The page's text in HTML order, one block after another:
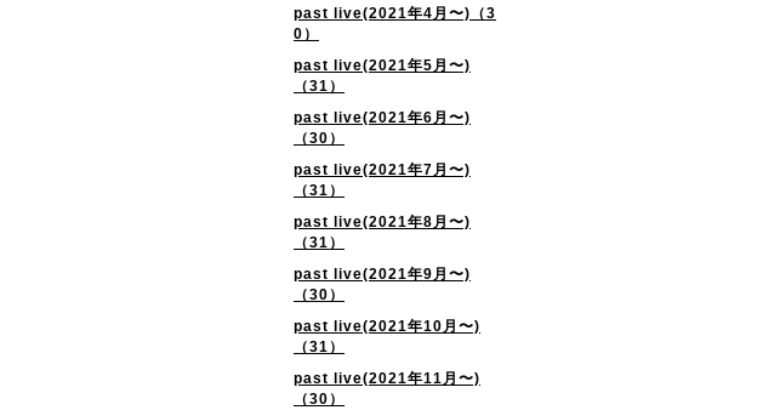
past live(2021年4月〜)（3
0）
past live(2021年5月〜)
（31）
past live(2021年6月〜)
（30）
past live(2021年7月〜)
（31）
past live(2021年8月〜)
（31）
past live(2021年9月〜)
（30）
past live(2021年10月〜)
（31）
past live(2021年11月〜)
（30）